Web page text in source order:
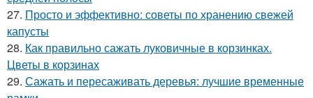
27. Просто и эффективно: советы по хранению свежей
капусты
28. Как правильно сажать луковичные в корзинках.
Цветы в корзинах
29. Сажать и пересаживать деревья: лучшие временные